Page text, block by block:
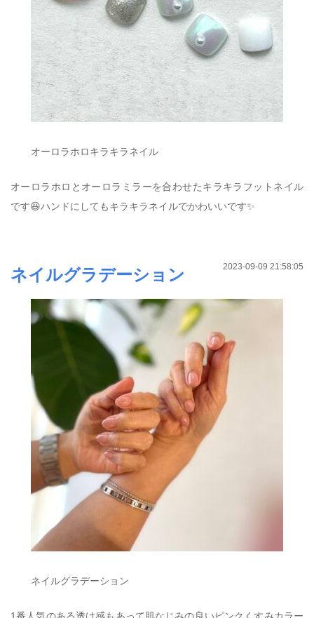
オーロラホロキラキラネイル
オーロラホロとオーロラミラーを合わせたキラキラフットネイル
です😆ハンドにしてもキラキラネイルでかわいいです✨
2023-09-09 21:58:05
ネイルグラデーション
ネイルグラデーション